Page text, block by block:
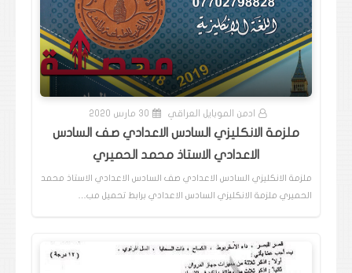
ادمن الموبايل العراقي 30 مارس 2020
ملزمة الانكليزي السادس الاعدادي صف السادس
الاعدادي الاستاذ محمد الحميري
ملزمة الانكليزي السادس الاعدادي صف السادس الاعدادي الاستاذ محمد
الحميري ملزمة الانكليزي السادس الاعدادي برابط تحميل مب…